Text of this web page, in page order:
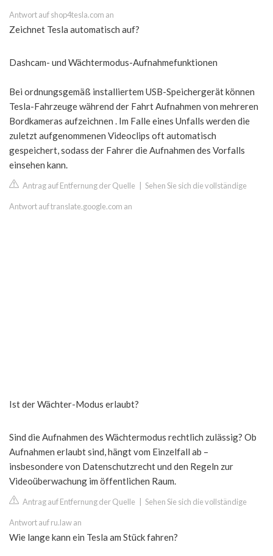
Antwort auf shop4tesla.com an
Zeichnet Tesla automatisch auf?
Dashcam- und Wächtermodus-Aufnahmefunktionen
Bei ordnungsgemäß installiertem USB-Speichergerät können
Tesla-Fahrzeuge während der Fahrt Aufnahmen von mehreren
Bordkameras aufzeichnen . Im Falle eines Unfalls werden die
zuletzt aufgenommenen Videoclips oft automatisch
gespeichert, sodass der Fahrer die Aufnahmen des Vorfalls
einsehen kann.
Antrag auf Entfernung der Quelle Sehen Sie sich die vollständige
Antwort auf translate.google.com an
Ist der Wächter-Modus erlaubt?
Sind die Aufnahmen des Wächtermodus rechtlich zulässig? Ob
Aufnahmen erlaubt sind, hängt vom Einzelfall ab –
insbesondere von Datenschutzrecht und den Regeln zur
Videoüberwachung im öffentlichen Raum.
Antrag auf Entfernung der Quelle Sehen Sie sich die vollständige
Antwort auf ru.law an
Wie lange kann ein Tesla am Stück fahren?